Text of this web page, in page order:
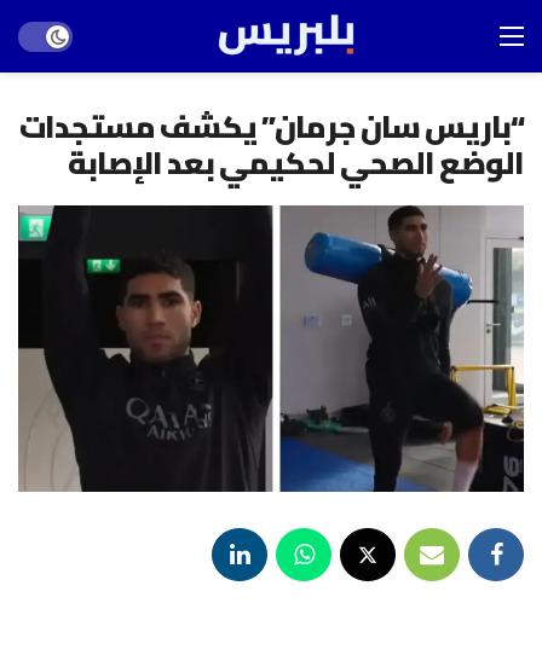
mode
“باريس سان جرمان” يكشف مستجدات
الوضع الصحي لحكيمي بعد الإصابة